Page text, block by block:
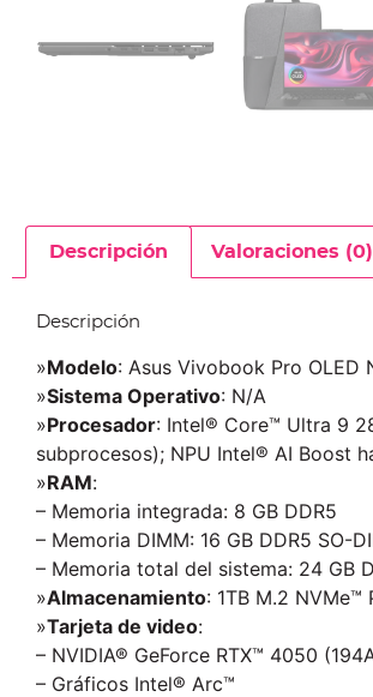
Descripción Valoraciones (0)
Descripción
»Modelo: Asus Vivobook Pro OLED
»Sistema Operativo: N/A
»Procesador: Intel® Core™ Ultra 9
subprocesos); NPU Intel® AI Boost
»RAM:
– Memoria integrada: 8 GB DDR5
– Memoria DIMM: 16 GB DDR5 SO-
– Memoria total del sistema: 24 GB
»Almacenamiento: 1TB M.2 NVMe™
»Tarjeta de video:
– NVIDIA® GeForce RTX™ 4050
– Gráficos Intel® Arc™